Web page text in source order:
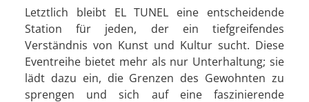
Letztlich bleibt EL TUNEL eine entscheidende
Station für jeden, der ein tiefgreifendes
Verständnis von Kunst und Kultur sucht. Diese
Eventreihe bietet mehr als nur Unterhaltung; sie
lädt dazu ein, die Grenzen des Gewohnten zu
sprengen und sich auf eine faszinierende